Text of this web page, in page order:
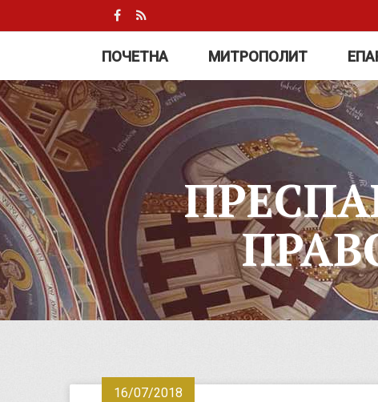
ПОЧЕТНА МИТРОПОЛИТ
16/07/2018